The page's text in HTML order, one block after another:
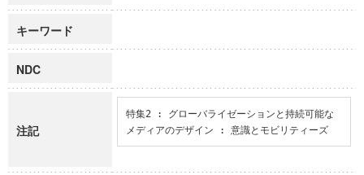
キーワード
NDC
注記
特集2 : グローバライゼーションと持続可能な
メディアのデザイン : 意識とモビリティーズ